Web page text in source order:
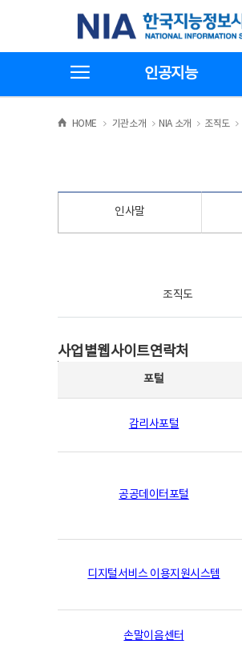
기
한국지능정보사회진흥원
인공지능
HOME >
기관소개 >NIA 소개 >
조직도
인사말
조직도
사업별웹사이트연락처
포털
감리사포털
공공데이터포털
디지털서비스 이용지원시스템
손말이음센터